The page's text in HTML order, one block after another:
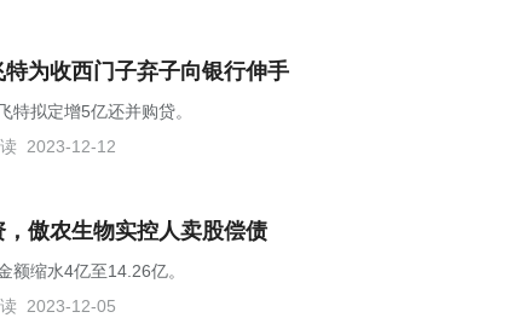
为收西门子弃子向银行伸手
特拟定增5亿还并购贷。
2023-12-12
傲农生物实控人卖股偿债
额缩水4亿至14.26亿。
2023-12-05